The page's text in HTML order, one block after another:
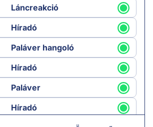
Láncreakció
Híradó
Paláver hangoló
Híradó
Paláver
Híradó